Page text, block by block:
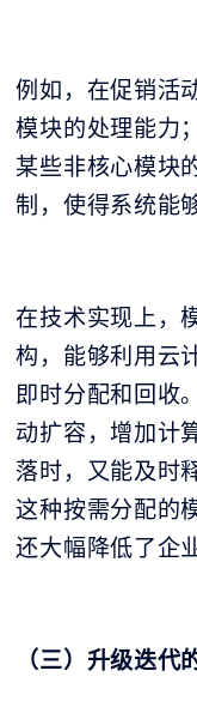
例如，在促销活
模块的处理能力
某些非核心模块
制，使得系统能
在技术实现上，
构，能够利用云
即时分配和回收
动扩容，增加计
落时，又能及时
这种按需分配的
还大幅降低了企
（三）升级迭代